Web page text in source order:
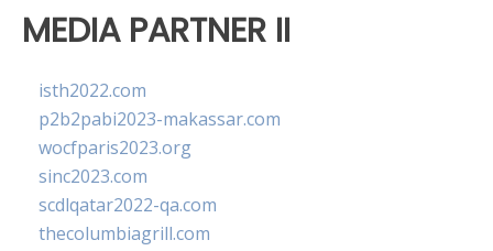
MEDIA PARTNER II
isth2022.com
p2b2pabi2023-makassar.com
wocfparis2023.org
sinc2023.com
scdlqatar2022-qa.com
thecolumbiagrill.com